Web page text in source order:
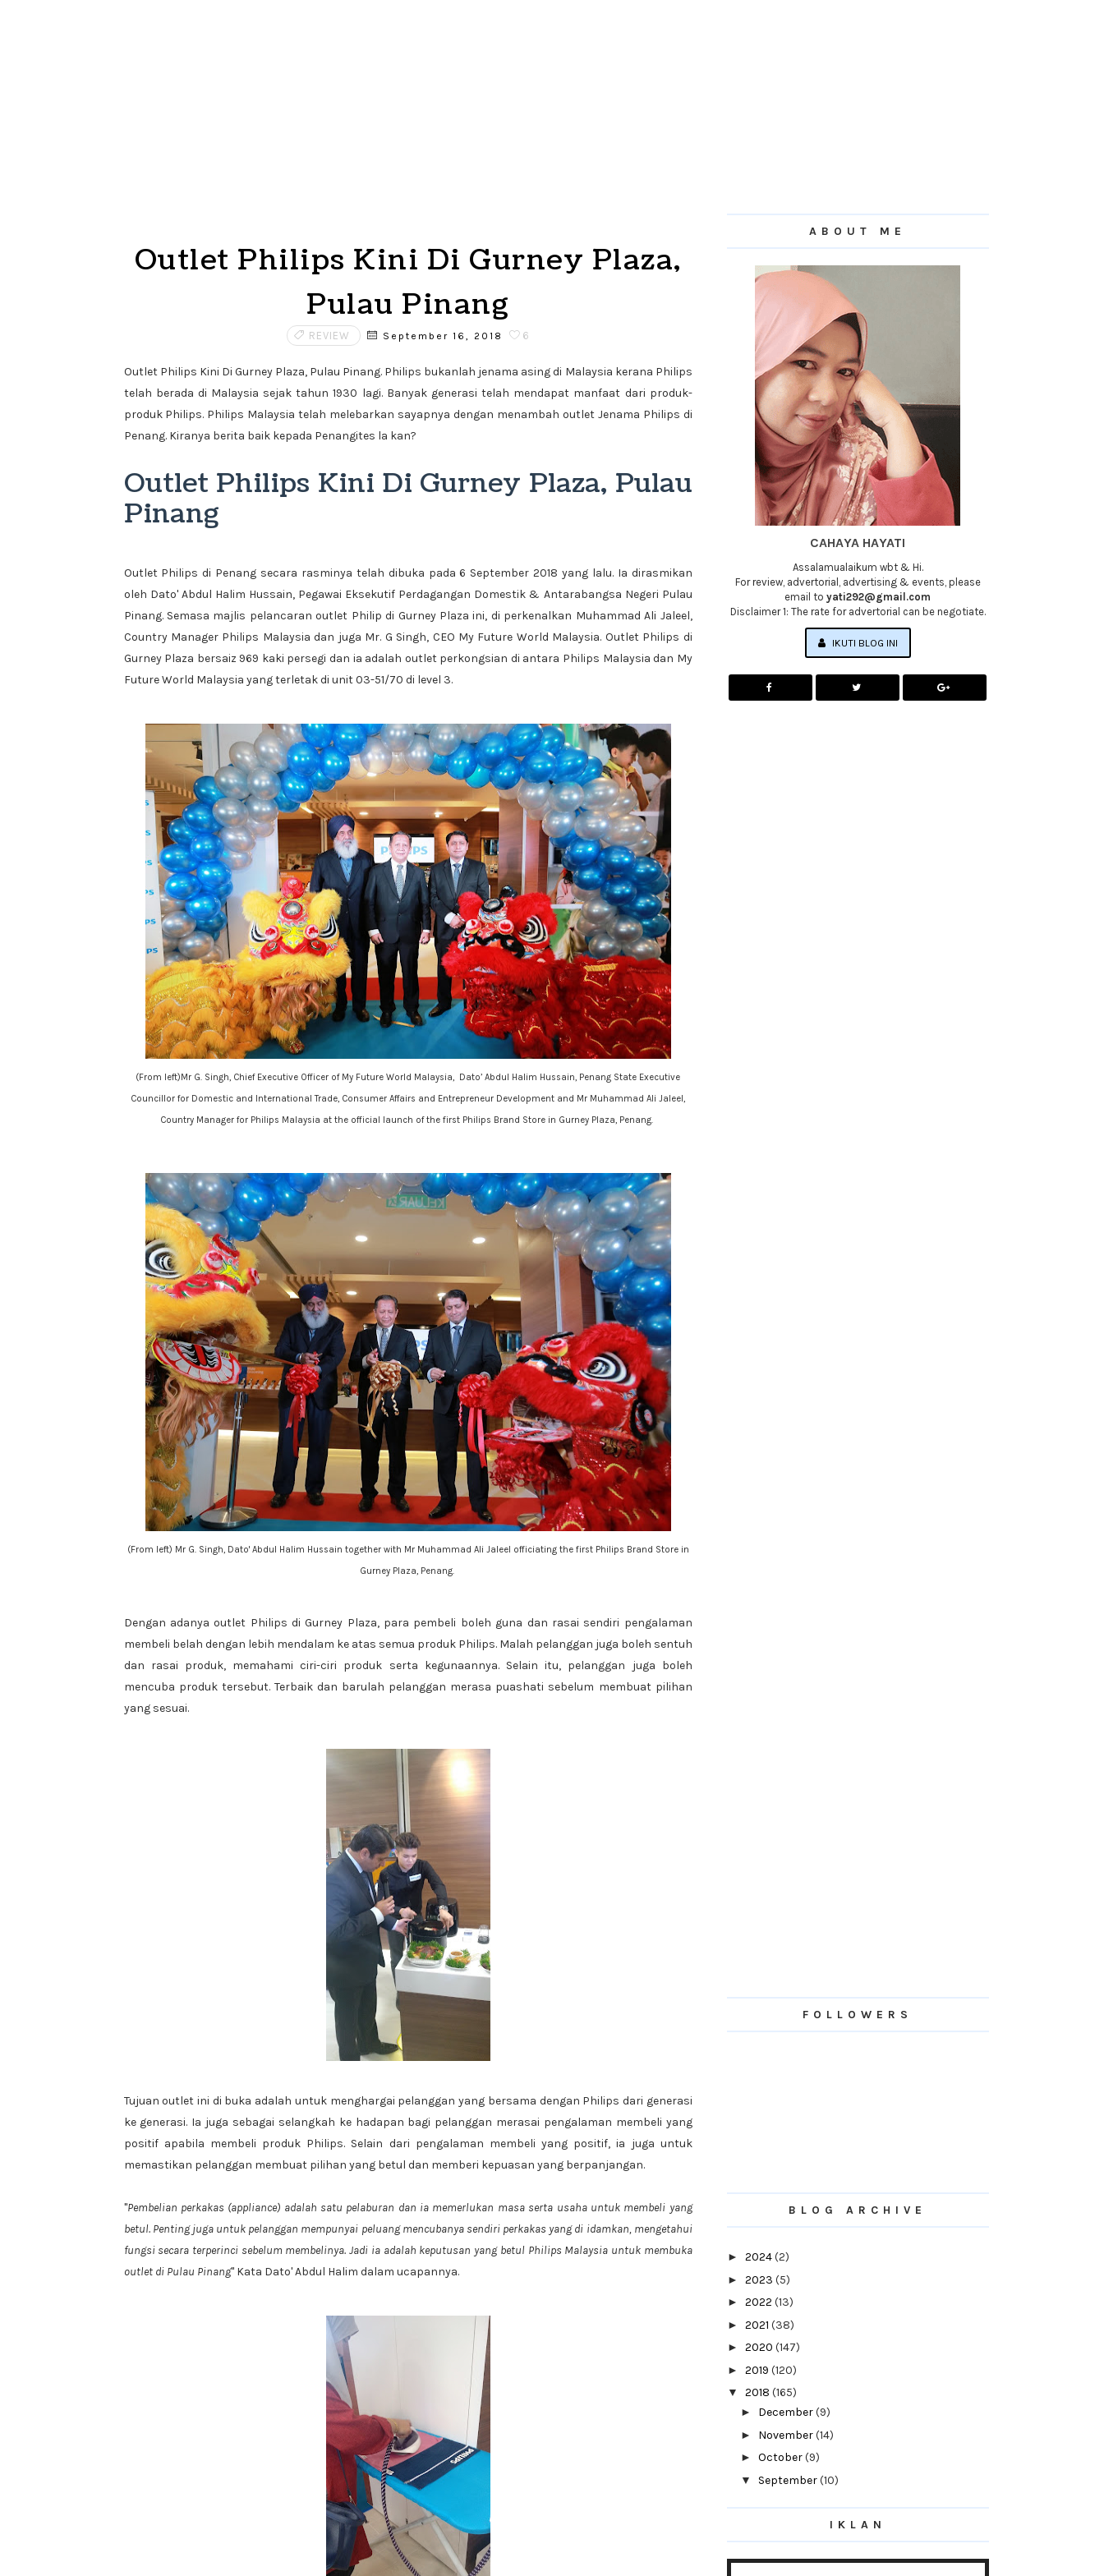
Outlet Philips Kini Di Gurney Plaza,
Pulau Pinang
REVIEW September 16, 2018 6
Outlet Philips Kini Di Gurney Plaza, Pulau Pinang. Philips bukanlah jenama asing di Malaysia kerana Philips
telah berada di Malaysia sejak tahun 1930 lagi. Banyak generasi telah mendapat manfaat dari produk-
produk Philips. Philips Malaysia telah melebarkan sayapnya dengan menambah outlet Jenama Philips di
Penang. Kiranya berita baik kepada Penangites la kan?
Outlet Philips Kini Di Gurney Plaza, Pulau
Pinang
Outlet Philips di Penang secara rasminya telah dibuka pada 6 September 2018 yang lalu. Ia dirasmikan
oleh Dato' Abdul Halim Hussain, Pegawai Eksekutif Perdagangan Domestik & Antarabangsa Negeri Pulau
Pinang. Semasa majlis pelancaran outlet Philip di Gurney Plaza ini, di perkenalkan Muhammad Ali Jaleel,
Country Manager Philips Malaysia dan juga Mr. G Singh, CEO My Future World Malaysia. Outlet Philips di
Gurney Plaza bersaiz 969 kaki persegi dan ia adalah outlet perkongsian di antara Philips Malaysia dan My
Future World Malaysia yang terletak di unit 03-51/70 di level 3.
(From left)Mr G. Singh, Chief Executive Officer of My Future World Malaysia, Dato’ Abdul Halim Hussain, Penang State Executive
Councillor for Domestic and International Trade, Consumer Affairs and Entrepreneur Development and Mr Muhammad Ali Jaleel,
Country Manager for Philips Malaysia at the official launch of the first Philips Brand Store in Gurney Plaza, Penang.
(From left) Mr G. Singh, Dato' Abdul Halim Hussain together with Mr Muhammad Ali Jaleel officiating the first Philips Brand Store in
Gurney Plaza, Penang.
Dengan adanya outlet Philips di Gurney Plaza, para pembeli boleh guna dan rasai sendiri pengalaman
membeli belah dengan lebih mendalam ke atas semua produk Philips. Malah pelanggan juga boleh sentuh
dan rasai produk, memahami ciri-ciri produk serta kegunaannya. Selain itu, pelanggan juga boleh
mencuba produk tersebut. Terbaik dan barulah pelanggan merasa puashati sebelum membuat pilihan
yang sesuai.
Tujuan outlet ini di buka adalah untuk menghargai pelanggan yang bersama dengan Philips dari generasi
ke generasi. Ia juga sebagai selangkah ke hadapan bagi pelanggan merasai pengalaman membeli yang
positif apabila membeli produk Philips. Selain dari pengalaman membeli yang positif, ia juga untuk
memastikan pelanggan membuat pilihan yang betul dan memberi kepuasan yang berpanjangan.
"Pembelian perkakas (appliance) adalah satu pelaburan dan ia memerlukan masa serta usaha untuk membeli yang
betul. Penting juga untuk pelanggan mempunyai peluang mencubanya sendiri perkakas yang di idamkan, mengetahui
fungsi secara terperinci sebelum membelinya. Jadi ia adalah keputusan yang betul Philips Malaysia untuk membuka
outlet di Pulau Pinang" Kata Dato' Abdul Halim dalam ucapannya.
ABOUT ME
CAHAYA HAYATI
Assalamualaikum wbt & Hi.
For review, advertorial, advertising & events, please
email toyati292@gmail.com
Disclaimer 1: The rate for advertorial can be negotiate.
IKUTI BLOG INI
FOLLOWERS
BLOG ARCHIVE
► 2024(2)
► 2023 (5)
► 2022 (13)
► 2021 (38)
► 2020 (147)
► 2019 (120)
▼ 2018 (165)
► December(9)
► November(14)
►October(9)
▼ September(10)
Anak Hadapi Peperiksaan, Apa Mak Ayah
Wordless
IKLAN